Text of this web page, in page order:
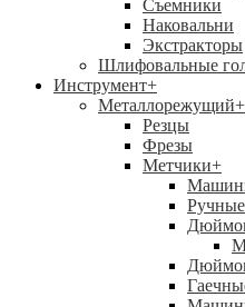
Съемники
Наковальни
Экстракторы
Шлифовальные
Инструмент+
Металлорежущий+
Резцы
Фрезы
Метчики+
Ручные